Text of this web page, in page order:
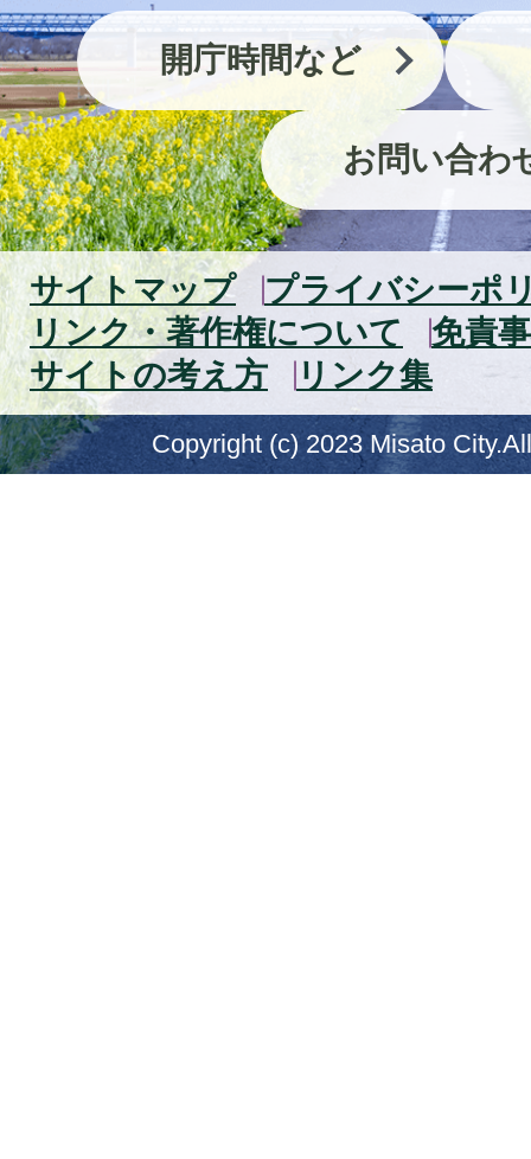
開庁時間など
お問い合わ
サイトマップ
プライバシーポ
リンク・著作権について
免責
サイトの考え方
リンク集
Copyright (c) 2023 Misato